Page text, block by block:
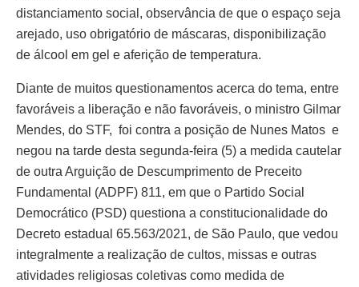
distanciamento social, observância de que o espaço seja
arejado, uso obrigatório de máscaras, disponibilização
de álcool em gel e aferição de temperatura.
Diante de muitos questionamentos acerca do tema, entre
favoráveis a liberação e não favoráveis, o ministro Gilmar
Mendes, do STF, foi contra a posição de Nunes Matos e
negou na tarde desta segunda-feira (5) a medida cautelar
de outra Arguição de Descumprimento de Preceito
Fundamental (ADPF) 811, em que o Partido Social
Democrático (PSD) questiona a constitucionalidade do
Decreto estadual 65.563/2021, de São Paulo, que vedou
integralmente a realização de cultos, missas e outras
atividades religiosas coletivas como medida de